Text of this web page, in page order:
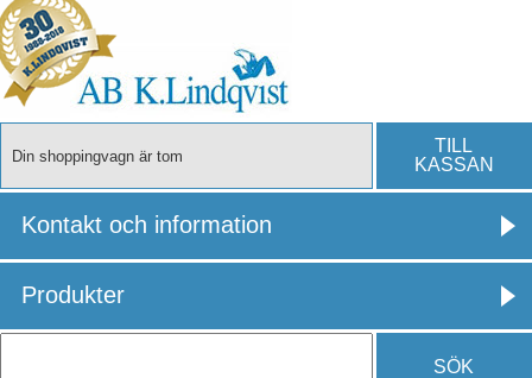
TILL
KASSAN
Din shoppingvagn är tom
Kontakt och information
SÖK
Produkter